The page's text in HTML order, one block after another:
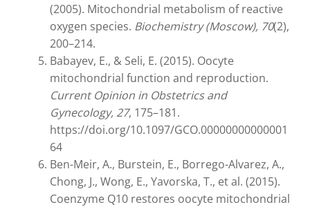
(2005). Mitochondrial metabolism of reactive
oxygen species. Biochemistry (Moscow), 70(2),
200–214.
Babayev, E., & Seli, E. (2015). Oocyte
mitochondrial function and reproduction.
Current Opinion in Obstetrics and
Gynecology, 27, 175–181.
https://doi.org/10.1097/GCO.00000000000001
64
Ben-Meir, A., Burstein, E., Borrego-Alvarez, A.,
Chong, J., Wong, E., Yavorska, T., et al. (2015).
Coenzyme Q10 restores oocyte mitochondrial